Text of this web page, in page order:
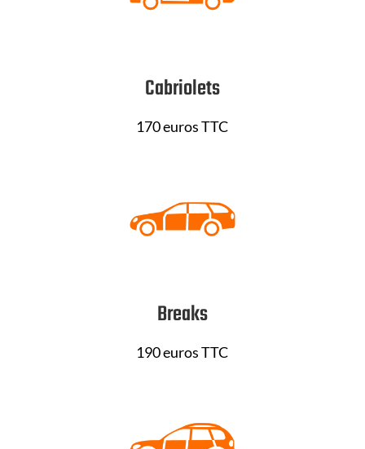
Cabriolets
170 euros TTC
Breaks
190 euros TTC